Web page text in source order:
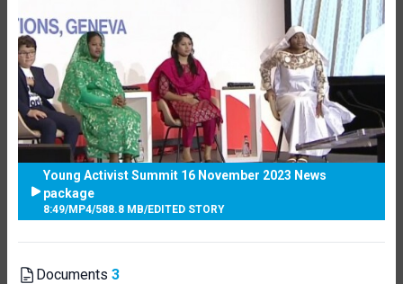
Young Activist Summit 16 November 2023 News
package
8:49/MP4/588.8 MB/EDITED STORY
Documents 3